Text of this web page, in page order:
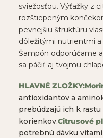
sviežosťou. Výťažky z
rozštiepeným
pevnejšiu štruktúru
dôležitými nutrientmi a
Šampón odporúčame
sa páčiť aj tvojmu
HLAVNÉ ZLOŽKY:
antioxidantov a
prebúdzajú ich k rastu
korienkov.Citrusové
potrebnú dávku